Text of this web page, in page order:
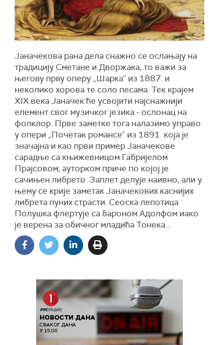
Јаначекова рана дела снажно се ослањају на
традицију Сметане и Дворжака, то важи за
његову прву оперу „Шарка” из 1887. и
неколико хорова те соло песама. Тек крајем
XIX века Јаначек ће усвојити најснажнији
елемент свог музичког језика ‒ ослонац на
фолклор. Прве заметке тога налазимо управо
у опери „Почетак романсе” из 1891. која је
значајна и као први пример Јаначекове
сарадње са књижевницом Габријелом
Прајсовом, ауторком приче по којој је
сачињен либрето. Заплет делује наивно, али у
њему се крије заметак Јаначекових каснијих
либрета пуних страсти. Сеоска лепотица
Полушка флертује са бароном Адолфом иако
је верена за обичног младића Тонека...